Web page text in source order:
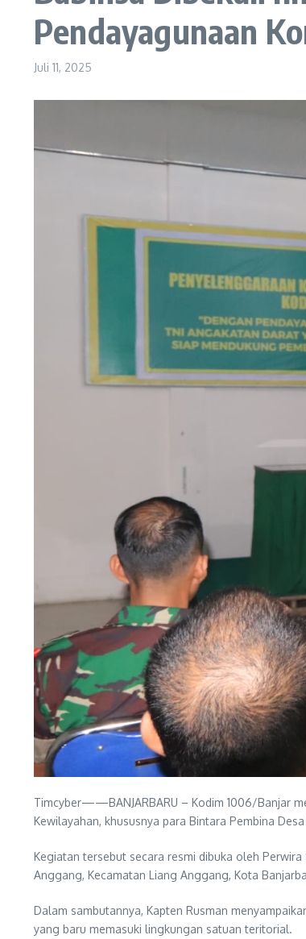
Pendayagunaan
Juli 11, 2025
Timcyber——BANJARBARU – Kodim 1006/Banjar
Kewilayahan, khususnya para Bintara Pembina
Kegiatan tersebut secara resmi dibuka oleh
Anggang, Kecamatan Liang Anggang, Kota
Dalam sambutannya, Kapten Rusman
yang baru memasuki lingkungan satuan teritorial.